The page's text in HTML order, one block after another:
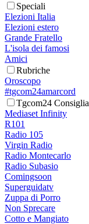
Speciali
Elezioni Italia
Elezioni estero
Grande Fratello
L'isola dei famosi
Amici
Rubriche
Oroscopo
#tgcom24amarcord
Tgcom24 Consiglia
Mediaset Infinity
R101
Radio 105
Virgin Radio
Radio Montecarlo
Radio Subasio
Comingsoon
Superguidatv
Zuppa di Porro
Non Sprecare
Cotto e Mangiato